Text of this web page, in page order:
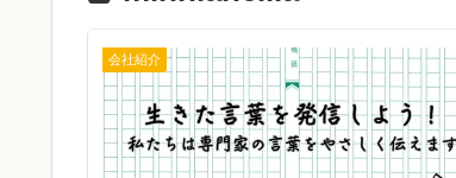
会社紹介